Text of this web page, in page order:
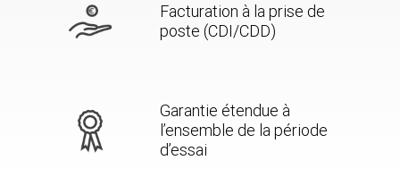
Facturation à la prise de
poste (CDI/CDD)
Garantie étendue à
l’ensemble de la période
d’essai